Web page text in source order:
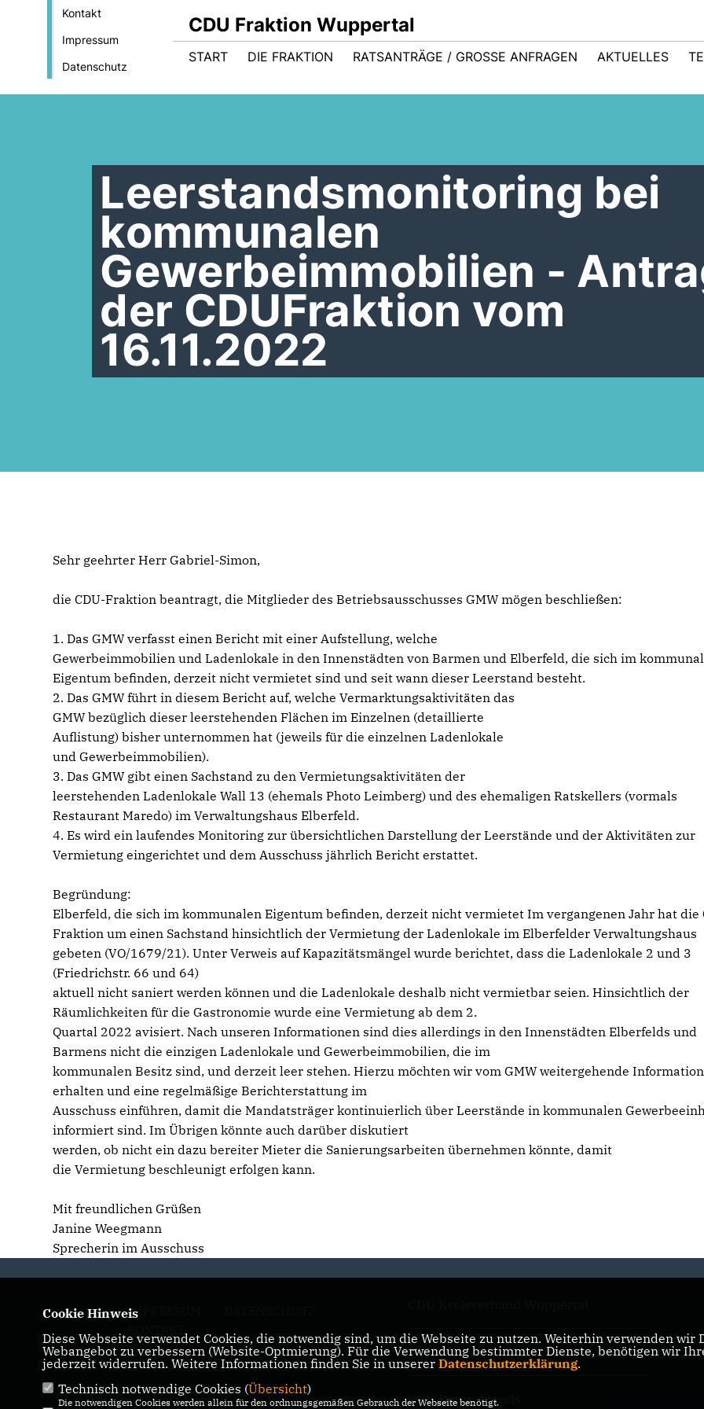
Kontakt
Impressum
Datenschutz
CDU Fraktion Wuppertal
START DIE FRAKTION RATSANTRÄGE / GROSSE ANFRAGEN AKTUELLES
Leerstandsmonitoring bei
kommunalen
Gewerbeimmobilien -
der CDUFraktion vom
16.11.2022
Sehr geehrter Herr Gabriel-Simon,
die CDU-Fraktion beantragt, die Mitglieder des Betriebsausschusses GMW mögen beschließen:
1. Das GMW verfasst einen Bericht mit einer Aufstellung, welche
Gewerbeimmobilien und Ladenlokale in den Innenstädten von Barmen und Elberfeld, die sich im
Eigentum befinden, derzeit nicht vermietet sind und seit wann dieser Leerstand besteht.
2. Das GMW führt in diesem Bericht auf, welche Vermarktungsaktivitäten das
GMW bezüglich dieser leerstehenden Flächen im Einzelnen (detaillierte
Auflistung) bisher unternommen hat (jeweils für die einzelnen Ladenlokale
und Gewerbeimmobilien).
3. Das GMW gibt einen Sachstand zu den Vermietungsaktivitäten der
leerstehenden Ladenlokale Wall 13 (ehemals Photo Leimberg) und des ehemaligen Ratskellers (vormals
Restaurant Maredo) im Verwaltungshaus Elberfeld.
4. Es wird ein laufendes Monitoring zur übersichtlichen Darstellung der Leerstände und der Aktivitäten zur
Vermietung eingerichtet und dem Ausschuss jährlich Bericht erstattet.
Begründung:
Elberfeld, die sich im kommunalen Eigentum befinden, derzeit nicht vermietet Im vergangenen Jahr hat die
Fraktion um einen Sachstand hinsichtlich der Vermietung der Ladenlokale im Elberfelder Verwaltungshaus
gebeten (VO/1679/21). Unter Verweis auf Kapazitätsmängel wurde berichtet, dass die Ladenlokale 2 und 3
(Friedrichstr. 66 und 64)
aktuell nicht saniert werden können und die Ladenlokale deshalb nicht vermietbar seien. Hinsichtlich der
Räumlichkeiten für die Gastronomie wurde eine Vermietung ab dem 2.
Quartal 2022 avisiert. Nach unseren Informationen sind dies allerdings in den Innenstädten Elberfelds und
Barmens nicht die einzigen Ladenlokale und Gewerbeimmobilien, die im
kommunalen Besitz sind, und derzeit leer stehen. Hierzu möchten wir vom GMW weitergehende
erhalten und eine regelmäßige Berichterstattung im
Ausschuss einführen, damit die Mandatsträger kontinuierlich über Leerstände in kommunalen
informiert sind. Im Übrigen könnte auch darüber diskutiert
werden, ob nicht ein dazu bereiter Mieter die Sanierungsarbeiten übernehmen könnte, damit
die Vermietung beschleunigt erfolgen kann.
Mit freundlichen Grüßen
Janine Weegmann
Sprecherin im Ausschuss
IMPRESSUM
KONTAKT
CDU NRW
CDU Deutschlands
Cookie Hinweis
Diese Webseite verwendet Cookies, die notwendig sind, um die Webseite zu nutzen. Weiterhin verwenden
Webangebot zu verbessern (Website-Optmierung). Für die Verwendung bestimmter Dienste, benötigen wir
jederzeit widerrufen. Weitere Informationen finden Sie in unserer Datenschutzerklärung.
Technisch notwendige Cookies (Übersicht)
Die notwendigen Cookies werden allein für den ordnungsgemäßen Gebrauch der Webseite benötigt.